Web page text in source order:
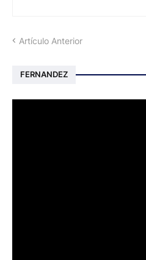
Artículo Anterior
FERNANDEZ